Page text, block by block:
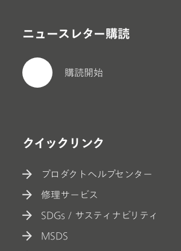
ニュースレター購読
購読開始
クイックリンク
プロダクトヘルプセンター
修理サービス
SDGs / サスティナビリティ
MSDS